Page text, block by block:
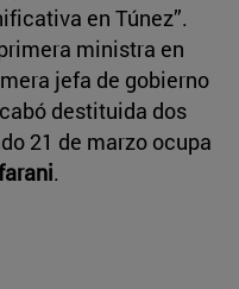
en Túnez”.
ministra en
jefa de gobierno
destituida dos
21 de marzo ocupa
.